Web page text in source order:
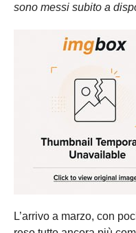
sono messi subito a
L’arrivo a marzo, con